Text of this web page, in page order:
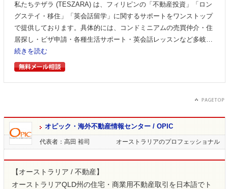
私たちテザラ (TESZARA) は、フィリピンの「不動産投資」「ロン
グステイ・移住」「英会話留学」に関するサポートをワンストップ
で提供しております。具体的には、コンドミニアムの売買仲介・住
居探し・ビザ申請・各種生活サポート・英会話レッスンなど多岐…
続きを読む
オピック・海外不動産情報センター / OPIC
オーストラリアのプロフェッショナル
代表者：高田 裕司
【オーストラリア / 不動産】
オーストラリアQLD州の住宅・商業用不動産取引を日本語でト